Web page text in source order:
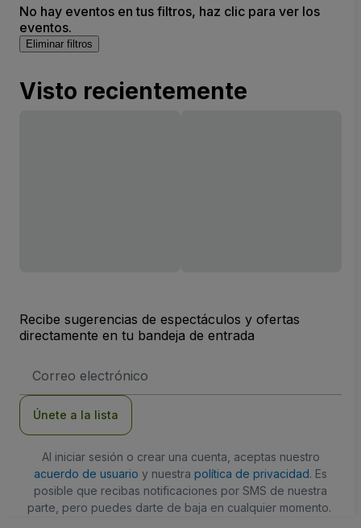
No hay eventos en tus filtros, haz clic para ver los
eventos.
Eliminar filtros
Visto recientemente
Recibe sugerencias de espectáculos y ofertas
directamente en tu bandeja de entrada
de
Únete a la lista
Al iniciar sesión o crear una cuenta, aceptas nuestro
acuerdo de usuario y nuestra política de privacidad. Es
posible que recibas notificaciones por SMS de nuestra
parte, pero puedes darte de baja en cualquier momento.